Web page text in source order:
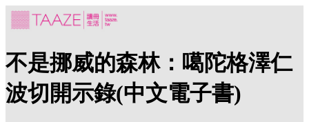
不是挪威的森林：噶陀格澤仁
波切開示錄(中文電子書)